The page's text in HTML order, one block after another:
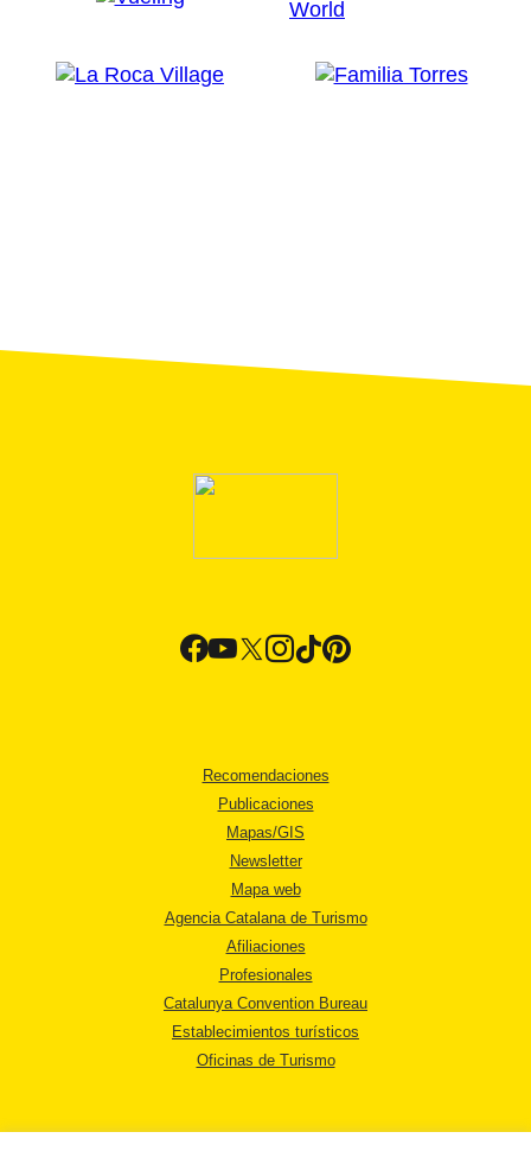
Recomendaciones
Publicaciones
Mapas/GIS
Newsletter
Mapa web
Agencia Catalana de Turismo
Afiliaciones
Profesionales
Catalunya Convention Bureau
Establecimientos turísticos
Oficinas de Turismo